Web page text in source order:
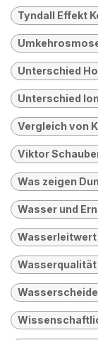
Tyndall Effekt
Unterschied
Unterschied
Vergleich von
Viktor
Was zeigen
Wasser und
Wasserleitwert
Wasserscheide